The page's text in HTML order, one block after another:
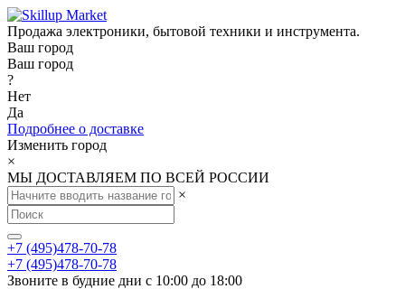
Продажа электроники, бытовой техники и инструмента.
Ваш город
Ваш город
?
Нет
Да
Подробнее о доставке
Изменить город
×
МЫ ДОСТАВЛЯЕМ ПО ВСЕЙ РОССИИ
×
+7 (495)478-70-78
+7 (495)478-70-78
Звоните в будние дни с 10:00 до 18:00